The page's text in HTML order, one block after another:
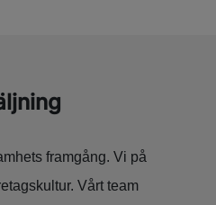
framgång. Vi på
Vårt team